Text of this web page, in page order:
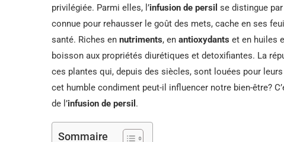
privilégiée. Parmi elles, l’infusion de persil se distingue
connue pour rehausser le goût des mets, cache en ses
santé. Riches en nutriments, en antioxydants et en huiles
boisson aux propriétés diurétiques et detoxifiantes. La
ces plantes qui, depuis des siècles, sont louées pour
cet humble condiment peut-il influencer notre bien-être?
de l’infusion de persil .
Sommaire